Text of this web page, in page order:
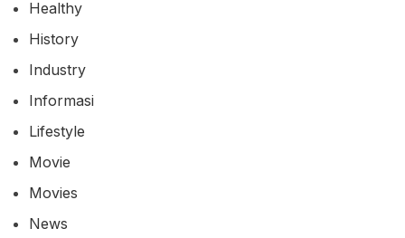
Healthy
History
Industry
Informasi
Lifestyle
Movie
Movies
News